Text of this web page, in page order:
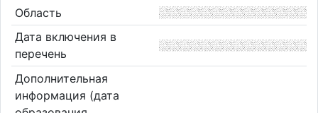
Область
Дата включения в
перечень
Дополнительная
информация (дата